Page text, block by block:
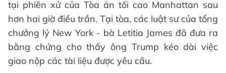
tại phiên xử của Tòa án tối cao Manhattan sau
hơn hai giờ điều trần. Tại tòa, các luật sư của tổng
chưởng lý New York - bà Letitia James đã đưa ra
bằng chứng cho thấy ông Trump kéo dài việc
giao nộp các tài liệu được yêu cầu.